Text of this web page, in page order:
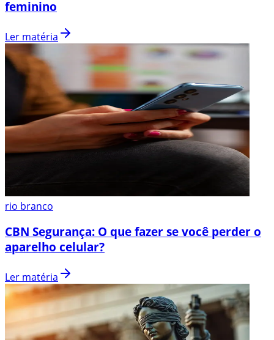
feminino
Ler matéria
rio branco
CBN Segurança: O que fazer se você perder o
aparelho celular?
Ler matéria